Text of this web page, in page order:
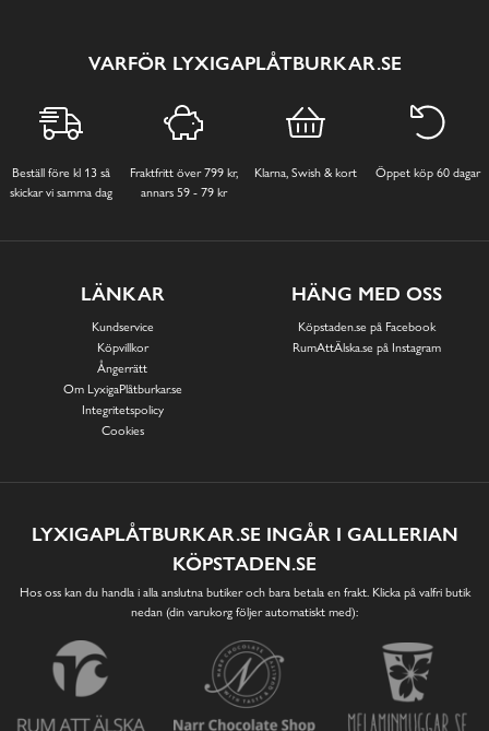
VARFÖR LYXIGAPLÅTBURKAR.SE
Beställ före kl 13 så
skickar vi samma dag
Fraktfritt över 799 kr,
annars 59 - 79 kr
Klarna, Swish & kort Öppet köp 60 dagar
LÄNKAR
Kundservice
Köpvillkor
Ångerrätt
Om LyxigaPlåtburkar.se
Integritetspolicy
Cookies
HÄNG MED OSS
Köpstaden.se på Facebook
RumAttÄlska.se på Instagram
LYXIGAPLÅTBURKAR.SE INGÅR I GALLERIAN
KÖPSTADEN.SE
Hos oss kan du handla i alla anslutna butiker och bara betala en frakt. Klicka på valfri butik
nedan (din varukorg följer automatiskt med):